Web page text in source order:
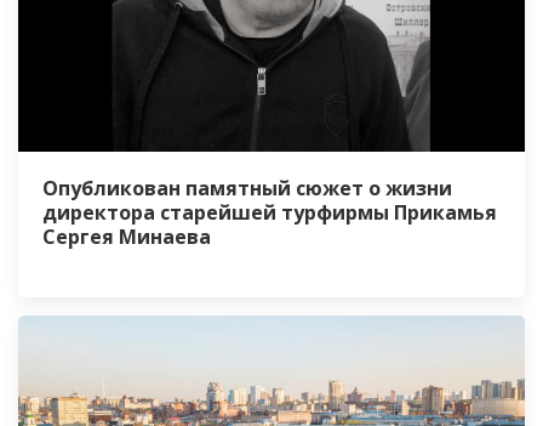
Опубликован памятный сюжет о жизни
директора старейшей турфирмы Прикамья
Сергея Минаева